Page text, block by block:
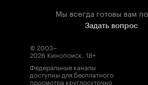
Мы всегда готовы вам
Задать вопрос
© 2003–
2026 Кинопоиск. 18+
Федеральные каналы
доступны для бесплатного
просмотра круглосуточно